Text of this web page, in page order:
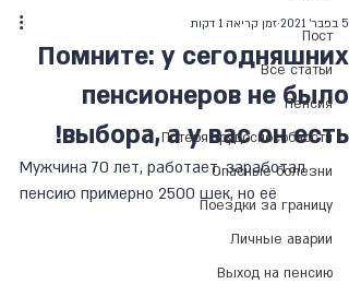
Пост
Все статьи
Пенсия
Потеря трудоспособности
Опасные болезни
Поездки за границу
Личные аварии
Выход на пенсию
Помните: у сегодняшних
пенсионеров не было
выбора, а у вас он есть!
5 בפבר׳ 2021 זמן קריאה 1 דקות
Мужчина 70 лет, работает, заработал
пенсию примерно 2500 шек, но её